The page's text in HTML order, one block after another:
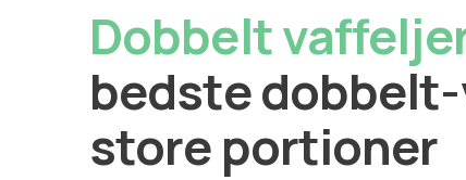
Dobbelt
bedste
store portioner